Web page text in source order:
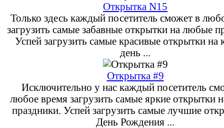
Открытка N15
Только здесь каждый посетитель сможет в
загрузить самые забавные открытки на любые
Успей загрузить самые красивые открытки
день ...
Открытка #9
Исключительно у нас каждый посетитель
любое время загрузить самые яркие открытки
праздники. Успей загрузить самые лучшие
День Рождения ...